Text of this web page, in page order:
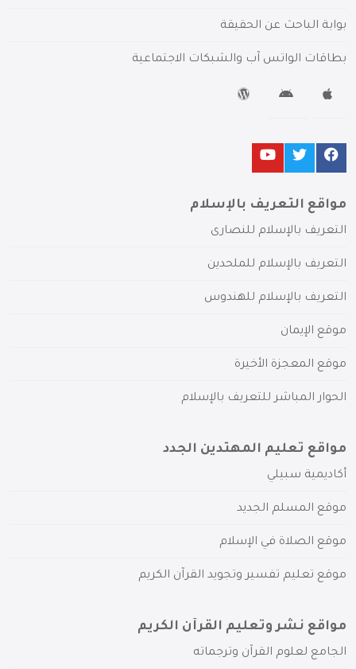
بوابة الباحث عن الحقيقة
بطاقات الواتس آب والشبكات الاجتماعية
مواقع التعريف بالإسلام
التعريف بالإسلام للنصارى
التعريف بالإسلام للملحدين
التعريف بالإسلام للهندوس
موقع الإيمان
موقع المعجزة الأخيرة
الحوار المباشر للتعريف بالإسلام
مواقع تعليم المهتدين الجدد
أكاديمية سبيلي
موقع المسلم الجديد
موقع الصلاة في الإسلام
موقع تعليم تفسير وتجويد القرآن الكريم
مواقع نشر وتعليم القرآن الكريم
الجامع لعلوم القرآن وترجماته